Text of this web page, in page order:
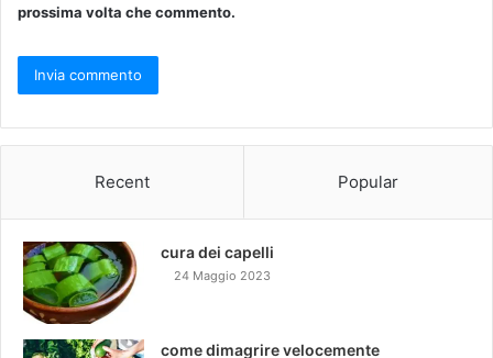
prossima volta che commento.
Recent Popular
cura dei capelli
24 Maggio 2023
come dimagrire velocemente